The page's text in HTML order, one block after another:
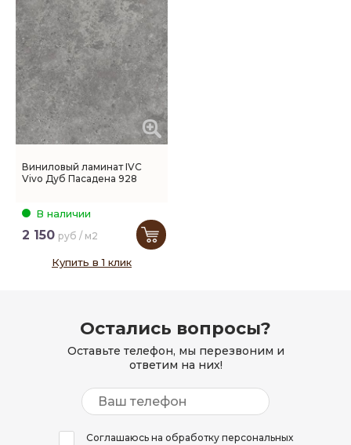
Виниловый ламинат IVC
Vivo Дуб Пасадена 928
В наличии
2 150 руб / м2
Купить в 1 клик
Остались вопросы?
Оставьте телефон, мы перезвоним и
ответим на них!
Соглашаюсь на обработку персональных